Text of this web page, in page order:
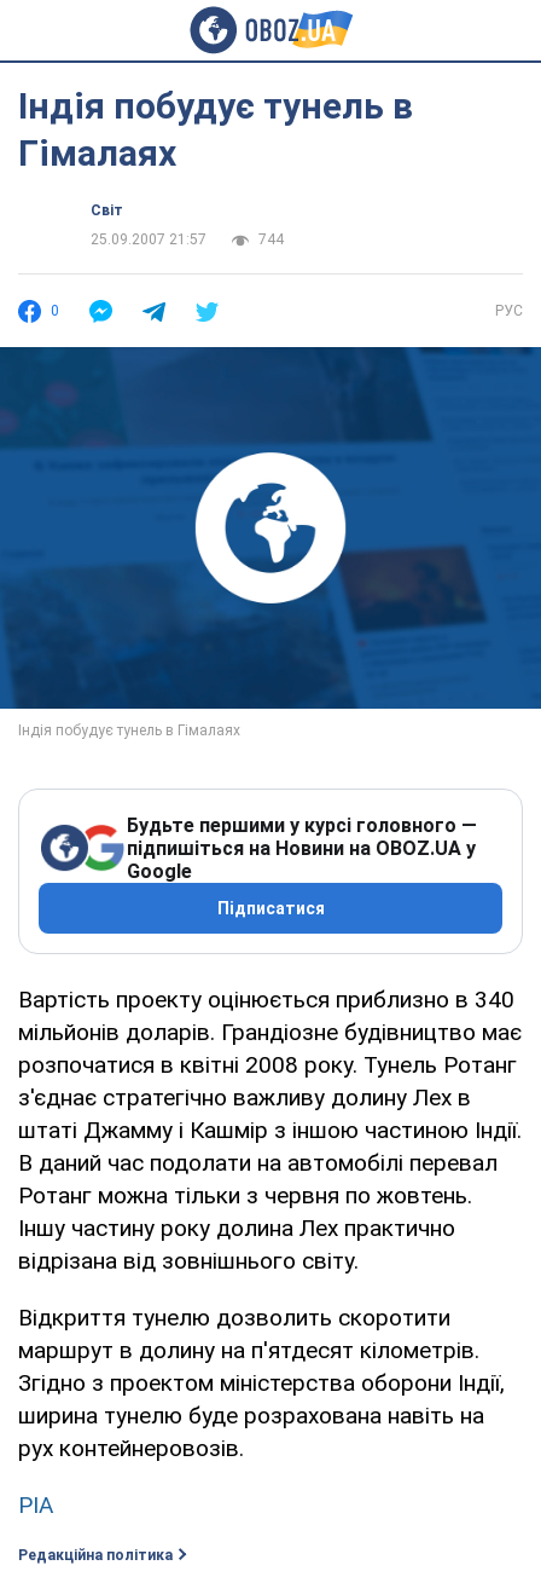
Індія побудує тунель в
Гімалаях
Світ
25.09.2007 21:57
744
0 РУС
Будьте першими у курсі головного —
підпишіться на Новини на OBOZ.UA у
Google
Підписатися
Вартість проекту оцінюється приблизно в 340
мільйонів доларів. Грандіозне будівництво має
розпочатися в квітні 2008 року. Тунель Ротанг
з'єднає стратегічно важливу долину Лех в
штаті Джамму і Кашмір з іншою частиною Індії.
В даний час подолати на автомобілі перевал
Ротанг можна тільки з червня по жовтень.
Іншу частину року долина Лех практично
відрізана від зовнішнього світу.
Відкриття тунелю дозволить скоротити
маршрут в долину на п'ятдесят кілометрів.
Згідно з проектом міністерства оборони Індії,
ширина тунелю буде розрахована навіть на
рух контейнеровозів.
РІА
Редакційна політика